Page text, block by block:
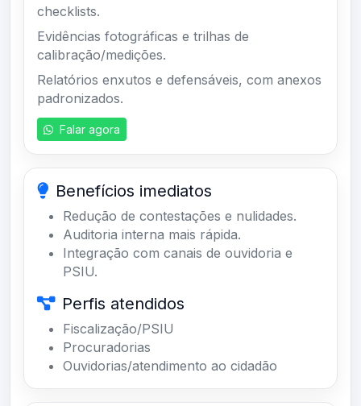
checklists.
Evidências fotográficas e trilhas de
calibração/medições.
Relatórios enxutos e defensáveis, com anexos
padronizados.
Falar agora
Benefícios imediatos
Redução de contestações e nulidades.
Auditoria interna mais rápida.
Integração com canais de ouvidoria e
PSIU.
Perfis atendidos
Fiscalização/PSIU
Procuradorias
Ouvidorias/atendimento ao cidadão